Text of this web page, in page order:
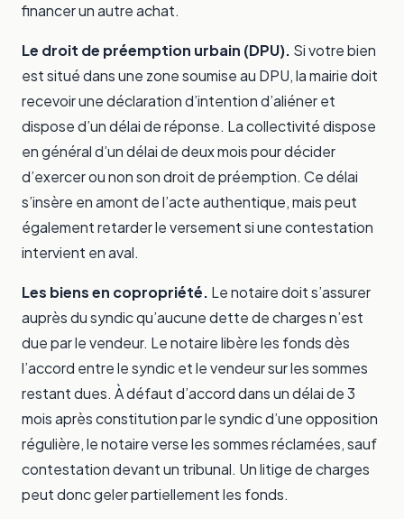
financer un autre achat.
Le droit de préemption urbain (DPU). Si votre bien
est situé dans une zone soumise au DPU, la mairie doit
recevoir une déclaration d’intention d’aliéner et
dispose d’un délai de réponse. La collectivité dispose
en général d’un délai de deux mois pour décider
d’exercer ou non son droit de préemption. Ce délai
s’insère en amont de l’acte authentique, mais peut
également retarder le versement si une contestation
intervient en aval.
Les biens en copropriété. Le notaire doit s’assurer
auprès du syndic qu’aucune dette de charges n’est
due par le vendeur. Le notaire libère les fonds dès
l’accord entre le syndic et le vendeur sur les sommes
restant dues. À défaut d’accord dans un délai de 3
mois après constitution par le syndic d’une opposition
régulière, le notaire verse les sommes réclamées, sauf
contestation devant un tribunal. Un litige de charges
peut donc geler partiellement les fonds.